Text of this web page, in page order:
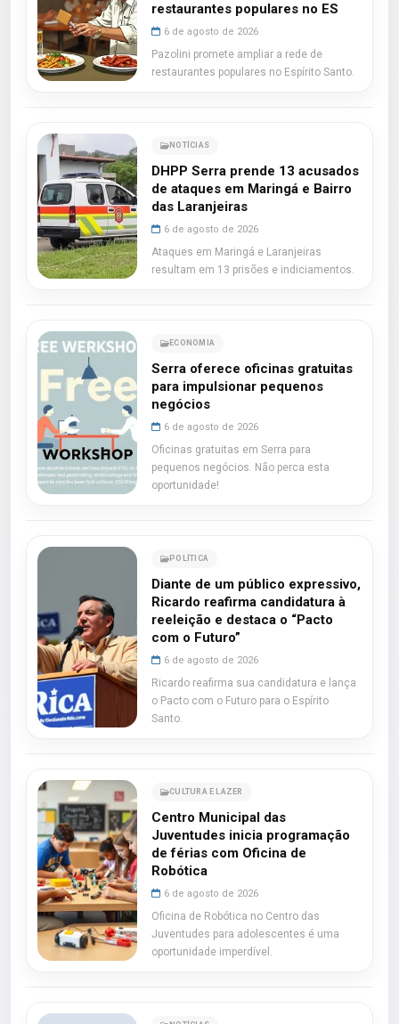
restaurantes populares no ES
6 de agosto de 2026
Pazolini promete ampliar a rede de
restaurantes populares no Espírito Santo.
NOTÍCIAS
DHPP Serra prende 13 acusados
de ataques em Maringá e Bairro
das Laranjeiras
6 de agosto de 2026
Ataques em Maringá e Laranjeiras
resultam em 13 prisões e indiciamentos.
ECONOMIA
Serra oferece oficinas gratuitas
para impulsionar pequenos
negócios
6 de agosto de 2026
Oficinas gratuitas em Serra para
pequenos negócios. Não perca esta
oportunidade!
POLÍTICA
Diante de um público expressivo,
Ricardo reafirma candidatura à
reeleição e destaca o “Pacto
com o Futuro”
6 de agosto de 2026
Ricardo reafirma sua candidatura e lança
o Pacto com o Futuro para o Espírito
Santo.
CULTURA E LAZER
Centro Municipal das
Juventudes inicia programação
de férias com Oficina de
Robótica
6 de agosto de 2026
Oficina de Robótica no Centro das
Juventudes para adolescentes é uma
oportunidade imperdível.